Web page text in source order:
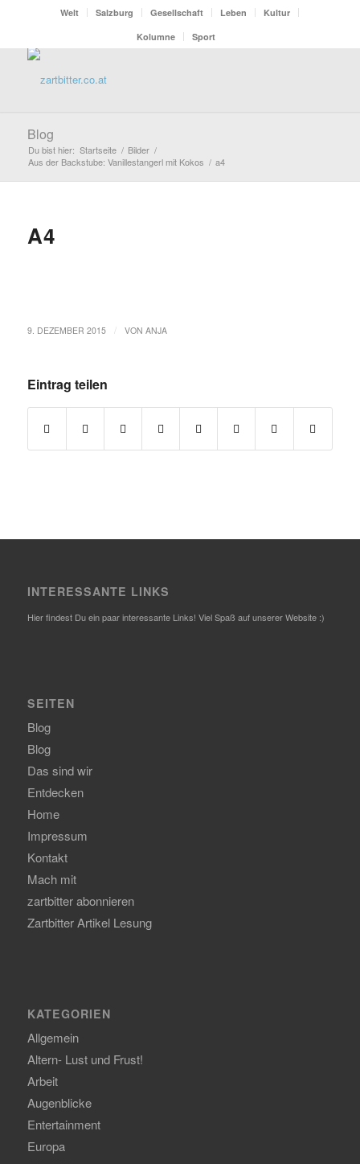
Welt Salzburg Gesellschaft Leben
Kultur
Kolumne
Sport
Blog
Du bist hier: Startseite / Bilder /
Aus der Backstube: Vanillestangerl mit Kokos / a4
A4
9. DEZEMBER 2015 VON ANJA
Eintrag teilen
INTERESSANTE LINKS
Hier findest Du ein paar interessante Links! Viel Spaß auf unserer Website :)
SEITEN
Blog
Blog
Das sind wir
Entdecken
Home
Impressum
Kontakt
Mach mit
zartbitter abonnieren
Zartbitter Artikel Lesung
KATEGORIEN
Allgemein
Altern- Lust und Frust!
Arbeit
Augenblicke
Entertainment
Europa